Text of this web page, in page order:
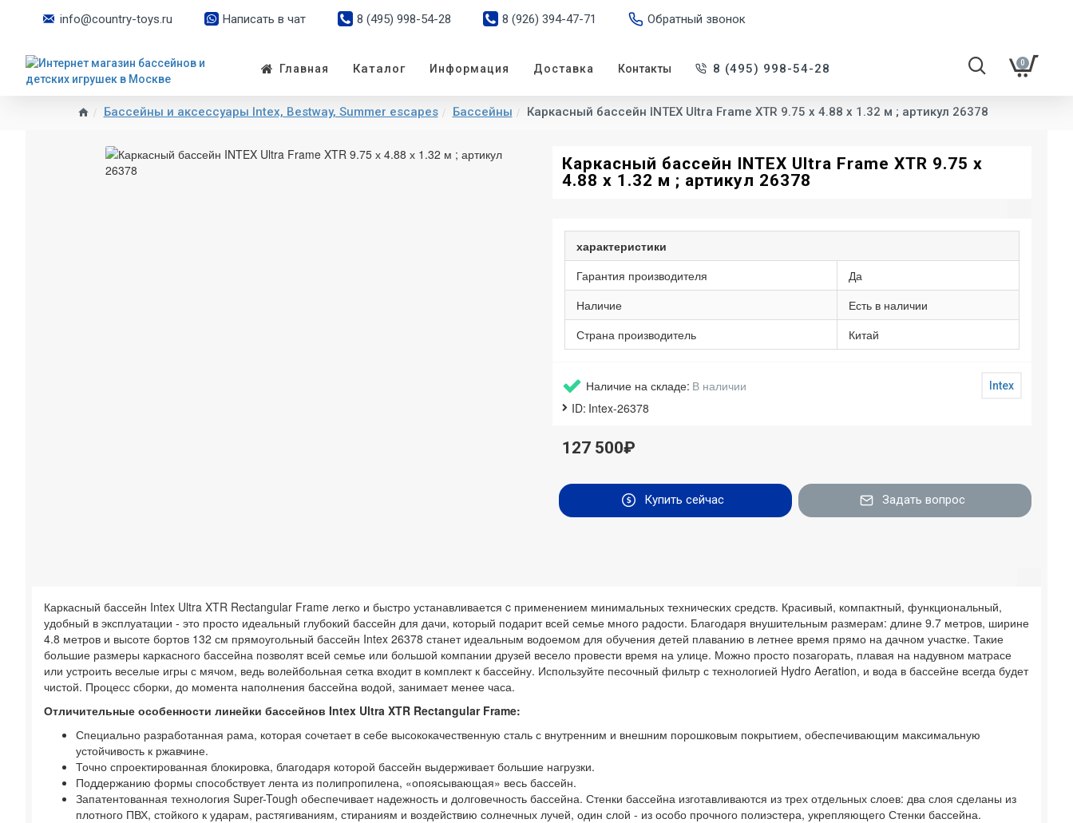
info@country-toys.ru Написать в чат 8 (495) 998-54-28 8 (926) 394-47-71 Обратный звонок
Главная Каталог Информация Доставка Контакты 8 (495) 998-54-28 0
Бассейны и аксессуары Intex, Bestway, Summer escapes Бассейны Каркасный бассейн INTEX Ultra Frame XTR 9.75 х 4.88 х 1.32 м ; артикул 26378
Каркасный бассейн INTEX Ultra Frame XTR 9.75 х
4.88 х 1.32 м ; артикул 26378
Наличие на складе: В наличии
ID: Intex-26378
Intex
127 500₽
Купить сейчас Задать вопрос
характеристики
Гарантия производителя
Да
Наличие
Есть в наличии
Страна производитель
Китай
Каркасный бассейн Intex Ultra XTR Rectangular Frame легко и быстро устанавливается c применением минимальных технических средств. Красивый, компактный, функциональный,
удобный в эксплуатации - это просто идеальный глубокий бассейн для дачи, который подарит всей семье много радости. Благодаря внушительным размерам: длине 9.7 метров, ширине
4.8 метров и высоте бортов 132 см прямоугольный бассейн Intex 26378 станет идеальным водоемом для обучения детей плаванию в летнее время прямо на дачном участке. Такие
большие размеры каркасного бассейна позволят всей семье или большой компании друзей весело провести время на улице. Можно просто позагорать, плавая на надувном матрасе
или устроить веселые игры с мячом, ведь волейбольная сетка входит в комплект к бассейну. Используйте песочный фильтр с технологией Hydro Aeration, и вода в бассейне всегда будет
чистой. Процесс сборки, до момента наполнения бассейна водой, занимает менее часа.
Отличительные особенности линейки бассейнов Intex Ultra XTR Rectangular Frame:
Специально разработанная рама, которая сочетает в себе высококачественную сталь с внутренним и внешним порошковым покрытием, обеспечивающим максимальную
устойчивость к ржавчине.
Точно спроектированная блокировка, благодаря которой бассейн выдерживает большие нагрузки.
Поддержанию формы способствует лента из полипропилена, «опоясывающая» весь бассейн.
Запатентованная технология Super-Tough обеспечивает надежность и долговечность бассейна. Стенки бассейна изготавливаются из трех отдельных слоев: два слоя сделаны из
плотного ПВХ, стойкого к ударам, растягиваниям, стираниям и воздействию солнечных лучей, один слой - из особо прочного полиэстера, укрепляющего Стенки бассейна.